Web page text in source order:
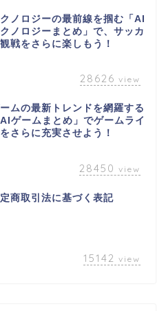
ノロジーの最前線を掴む「AI
ノロジーまとめ」で、サッカ
戦をさらに楽しもう！
28626 view
ムの最新トレンドを網羅する
AIゲームまとめ」でゲームライ
さらに充実させよう！
28450 view
商取引法に基づく表記
15142 view